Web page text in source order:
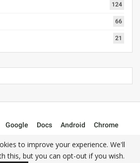
124
66
21
Google Docs Android
Chrome
to improve your experience. We'll
this, but you can opt-out if you wish.